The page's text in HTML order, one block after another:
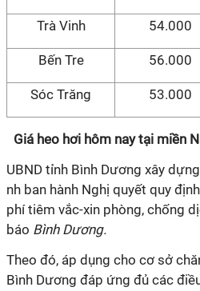
Trà Vinh 54.000
Bến Tre 56.000
Sóc Trăng 53.000
Giá heo hơi hôm nay tại miền
UBND tỉnh Bình Dương xây
nh ban hành Nghị quyết quy
phí tiêm vắc-xin phòng, chống
báo Bình Dương.
​Theo đó, áp dụng cho cơ sở
Bình Dương đáp ứng đủ các